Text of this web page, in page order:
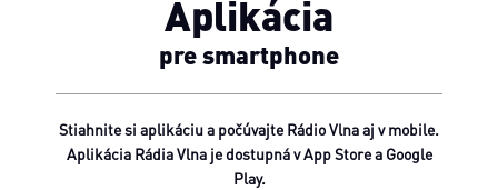
Aplikácia
pre smartphone
Stiahnite si aplikáciu a počúvajte Rádio Vlna aj v mobile.
Aplikácia Rádia Vlna je dostupná v App Store a Google
Play.